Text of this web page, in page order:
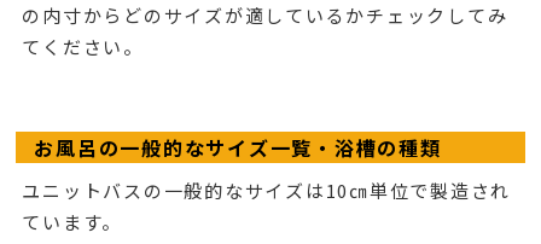
の内寸からどのサイズが適しているかチェックしてみ
てください。
お風呂の一般的なサイズ一覧・浴槽の種類
ユニットバスの一般的なサイズは10㎝単位で製造され
ています。